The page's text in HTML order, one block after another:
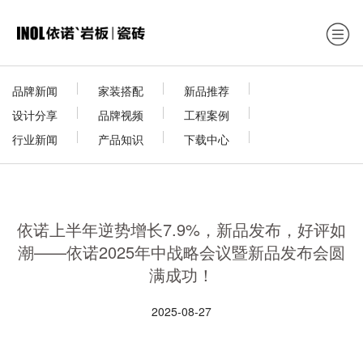
品牌新闻 家装搭配
新品推荐
设计分享
品牌视频
工程案例
行业新闻
产品知识 下载中心
依诺上半年逆势增长7.9%，新品发布，好评如
潮——依诺2025年中战略会议暨新品发布会圆
满成功！
2025-08-27